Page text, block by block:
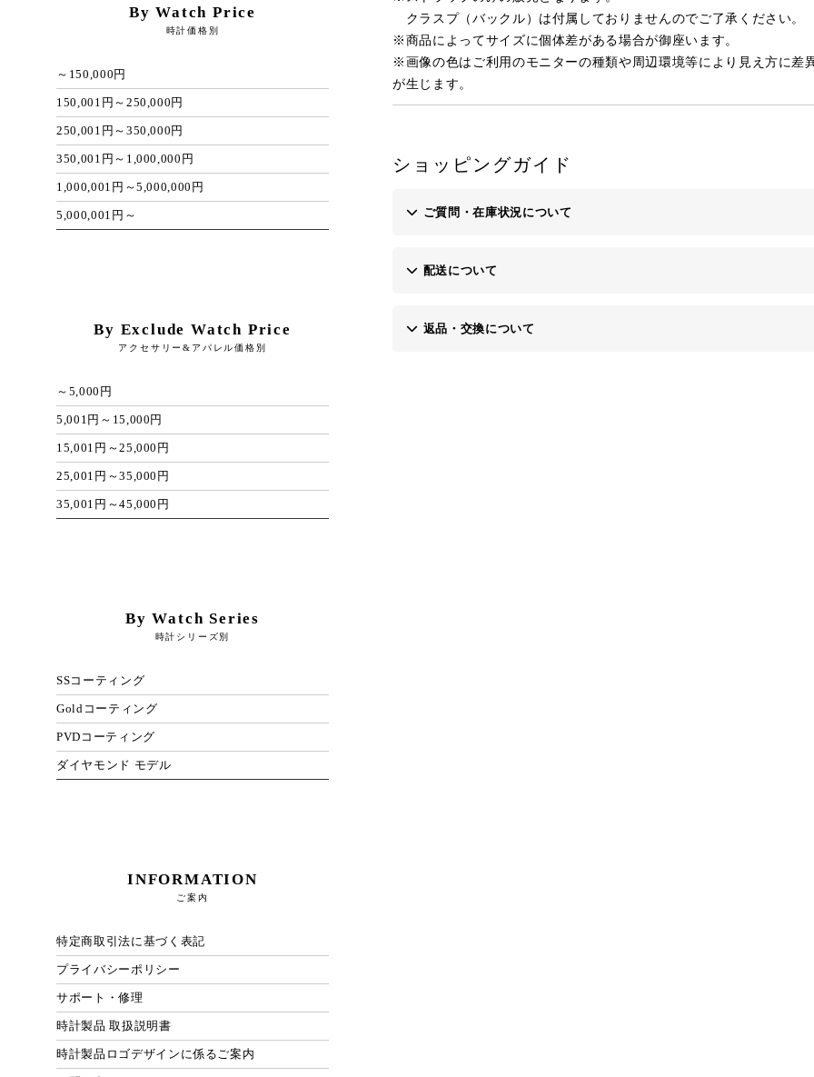
クラスプ（バックル）は付属しておりませんのでご了承ください。
※商品によってサイズに個体差がある場合が御座います。
※画像の色はご利用のモニターの種類や周辺環境等により見え方に差
が生じます。
ショッピングガイド
ご質問・在庫状況について
お問い合わせフォーム
配送について
返品・交換について
By Watch Price
時計価格別
～150,000円
150,001円～250,000円
250,001円～350,000円
350,001円～1,000,000円
1,000,001円～5,000,000円
5,000,001円～
By Exclude Watch Price
アクセサリー&アパレル価格別
～5,000円
5,001円～15,000円
15,001円～25,000円
25,001円～35,000円
35,001円～45,000円
By Watch Series
時計シリーズ別
SSコーティング
Goldコーティング
PVDコーティング
ダイヤモンド モデル
INFORMATION
ご案内
特定商取引法に基づく表記
プライバシーポリシー
サポート・修理
時計製品 取扱説明書
時計製品ロゴデザインに係るご案内